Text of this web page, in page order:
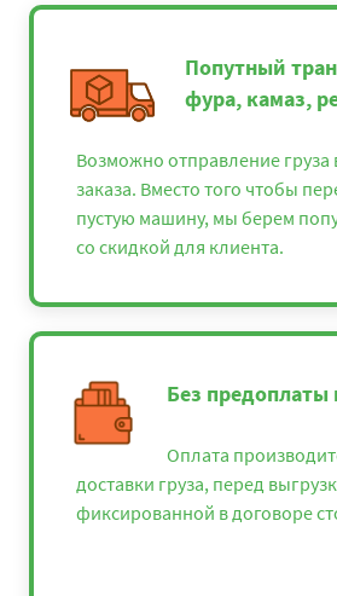
Попутный
фура, камаз,
Возможно отправление груза
заказа. Вместо того чтобы
пустую машину, мы берем
со скидкой для клиента.
Без предоплаты
Оплата
доставки груза, перед
фиксированной в договоре